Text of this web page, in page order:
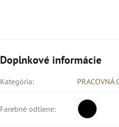
Doplnkové informácie
Kategória: PRACOVNÁ
Farebné odtiene: